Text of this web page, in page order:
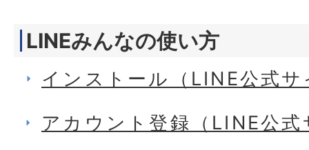
LINEみんなの使い方
インストール（LINE公式サ
アカウント登録（LINE公式